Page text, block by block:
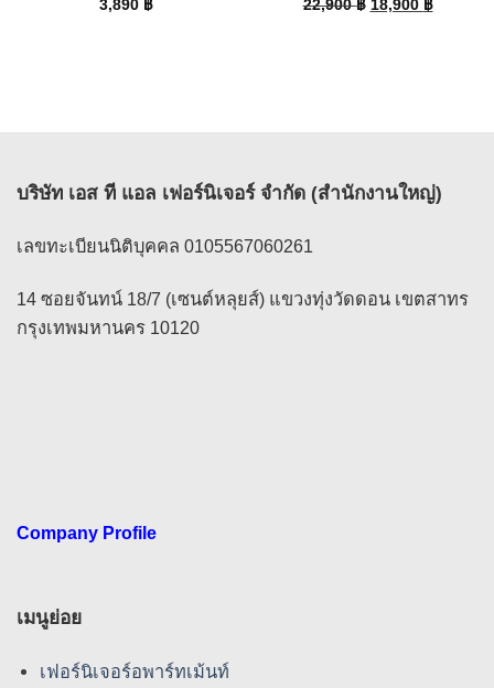
3,890 ฿
22,900฿
price
18,900 ฿
price
บริษัท เอส ที แอล เฟอร์นิเจอร์ จำกัด (สำนักงานใหญ่)
เลขทะเบียนนิติบุคคล 0105567060261
14 ซอยจันทน์ 18/7 (เซนต์หลุยส์) แขวงทุ่งวัดดอน เขตสาทร
กรุงเทพมหานคร 10120
Company Profile
เมนูย่อย
เฟอร์นิเจอร์อพาร์ทเม้นท์